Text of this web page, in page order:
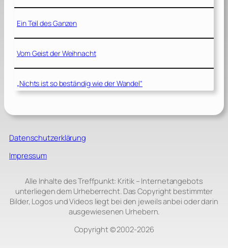
Ein Teil des Ganzen
Vom Geist der Weihnacht
„Nichts ist so beständig wie der Wandel“
Datenschutzerklärung
Impressum
Alle Inhalte des Treffpunkt: Kritik – Internetangebots
unterliegen dem Urheberrecht. Das Copyright bestimmter
Bilder, Logos und Videos liegt bei den jeweils anbei oder darin
ausgewiesenen Urhebern.
Copyright © 2002‑2026